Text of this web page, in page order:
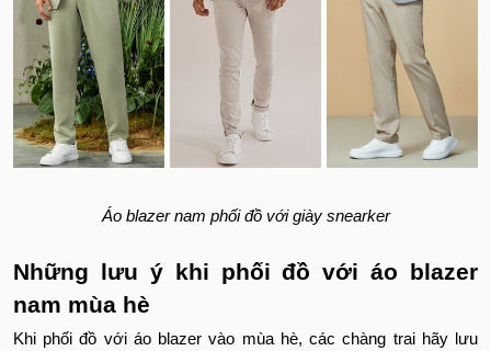
Áo blazer nam phối đồ với giày snearker
Những lưu ý khi phối đồ với áo blazer
nam mùa hè
Khi phối đồ với áo blazer vào mùa hè, các chàng trai hãy lưu